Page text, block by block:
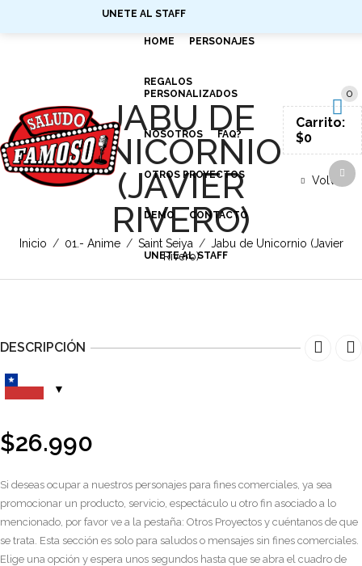
UNETE AL STAFF
HOME PERSONAJES
REGALOS
PERSONALIZADOS
NOSOTROS FAQ?
OTROS PROYECTOS
DEMO CONTACTO
UNETE AL STAFF
0
Carrito:
$0
JABU DE
UNICORNIO
(JAVIER
RIVERO)
Inicio / 01.- Anime / Saint Seiya / Jabu de Unicornio (Javier
Rivero)
Volver
DESCRIPCIÓN
$26.990
Si deseas ocupar a nuestros personajes para fines comerciales, ya sea
promocionar un producto, servicio, espectáculo u otro fin asociado a lo
mencionado, por favor ve a la pestaña: Otros Proyectos y cuéntanos de que
se trata. Esta sección es solo para saludos o mensajes sin fines comerciales.
Elige una opción y espera unos segundos hasta que se abra el cuadro de